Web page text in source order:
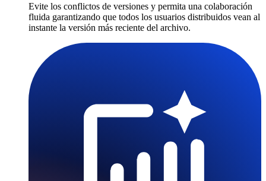
Evite los conflictos de versiones y permita una colaboración
fluida garantizando que todos los usuarios distribuidos vean al
instante la versión más reciente del archivo.